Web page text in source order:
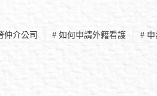
仲介公司 # 如何申請外籍看護 #